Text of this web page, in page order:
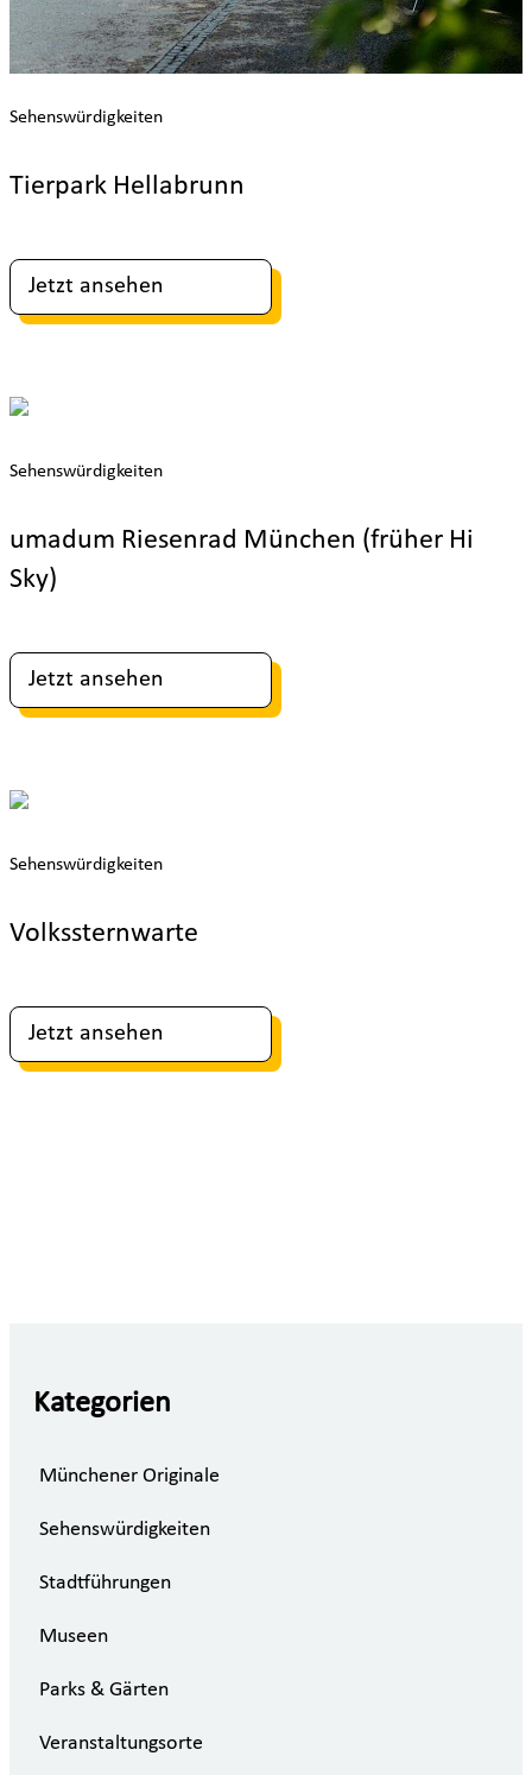
Tierpark Hellabrunn
Sehenswürdigkeiten
Jetzt ansehen
umadum Riesenrad München (früher Hi
Sky)
Sehenswürdigkeiten
Jetzt ansehen
Volkssternwarte
Sehenswürdigkeiten
Jetzt ansehen
Kategorien
Münchener Originale
Sehenswürdigkeiten
Stadtführungen
Museen
Parks & Gärten
Veranstaltungsorte